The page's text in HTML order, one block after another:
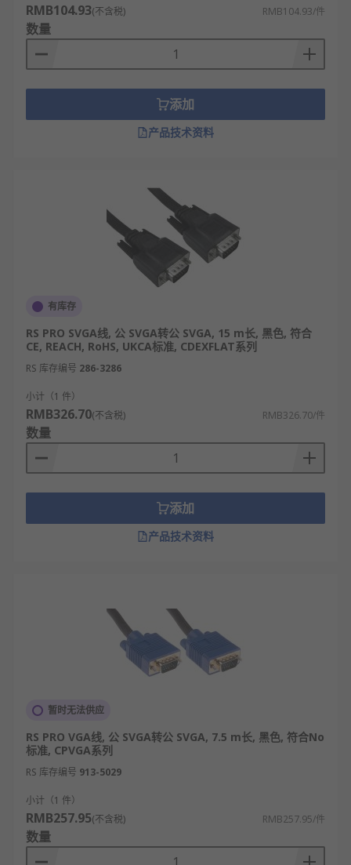
RMB104.93(不含税) RMB104.93/件
数量
添加
产品技术资料
有库存
RS PRO SVGA线, 公 SVGA转公 SVGA, 15 m长, 黑色, 符合
CE, REACH, RoHS, UKCA标准, CDEXFLAT系列
RS 库存编号 286-3286
小计（1 件）
RMB326.70(不含税) RMB326.70/件
数量
添加
产品技术资料
暂时无法供应
RS PRO VGA线, 公 SVGA转公 SVGA, 7.5 m长, 黑色, 符合No
标准, CPVGA系列
RS 库存编号 913-5029
小计（1 件）
RMB257.95(不含税) RMB257.95/件
数量